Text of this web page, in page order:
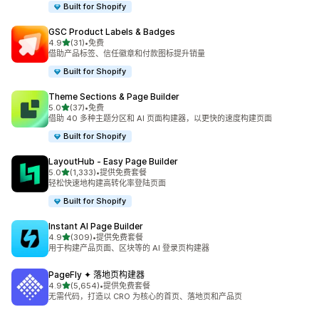
Built for Shopify
GSC Product Labels & Badges
4.9星（满分 5 星）
(31)
总共 31 条评论
•免费
借助产品标签、信任徽章和付款图标提升销量
Built for Shopify
Theme Sections & Page Builder
5.0星（满分 5 星）
(37)
总共 37 条评论
•免费
借助 40 多种主题分区和 AI 页面构建器，以更快的速度构建页面
Built for Shopify
LayoutHub ‑ Easy Page Builder
5.0星（满分 5 星）
(1,333)
总共 1333 条评论
•提供免费套餐
轻松快速地构建高转化率登陆页面
Built for Shopify
Instant AI Page Builder
4.9星（满分 5 星）
(309)
总共 309 条评论
•提供免费套餐
用于构建产品页面、区块等的 AI 登录页构建器
PageFly ✦ 落地页构建器
4.9星（满分 5 星）
(5,654)
总共 5654 条评论
•提供免费套餐
无需代码，打造以 CRO 为核心的首页、落地页和产品页